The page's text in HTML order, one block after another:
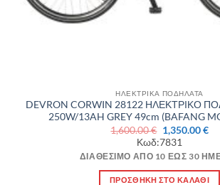
ΗΛΕΚΤΡΙΚΑ ΠΟΔΗΛΑΤΑ
DEVRON CORWIN 28122 ΗΛΕΚΤΡΙΚΟ
250W/13AH GREY 49cm (BAFANG
1,600.00€ Original
price
was:
1,600.00 €.
1,350.00€Η
Κωδ:7831
ΔΙΑΘΈΣΙΜΟ ΑΠΌ 10 ΈΩΣ 30
ΠΡΟΣΘΉΚΗ ΣΤΟ ΚΑΛΆΘΙ